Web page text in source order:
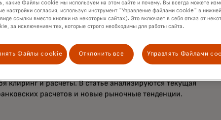
расчетов в системах
платежей
клиринг и расчеты. В статье анализируются текущая
расчетов и новые рыночные тенденции.
какие Файлы cookie мы используем на этом сайте и почему. Вы всегда можете
настройки согласия, используя инструмент "Управление файлами cookie" в
ссылки вместо кнопки на некоторых сайтах). Это включает в себя отказ от
за исключением тех, которые строго необходимы для работы сайта.
Файлы cookie Отклонить все Управлять Файлами